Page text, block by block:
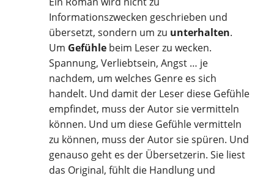
Informationszwecken geschrieben und
übersetzt, sondern um zu unterhalten.
Um Gefühle beim Leser zu wecken.
Spannung, Verliebtsein, Angst … je
nachdem, um welches Genre es sich
handelt. Und damit der Leser diese Gefühle
empfindet, muss der Autor sie vermitteln
können. Und um diese Gefühle vermitteln
zu können, muss der Autor sie spüren. Und
genauso geht es der Übersetzerin. Sie liest
das Original, fühlt die Handlung und